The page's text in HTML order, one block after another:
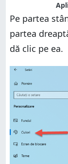
Pe partea
partea
dă clic pe ea.